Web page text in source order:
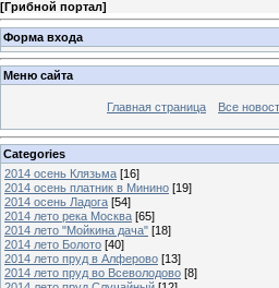
[Грибной портал]
Форма входа
Меню сайта
Главная страница Все
Categories
2014 осень Клязьма [16]
2014 осень платник в Минино [19]
2014 осень Ладога [54]
2014 лето река Москва [65]
2014 лето "Мойкина дача" [18]
2014 лето Болото [40]
2014 лето пруд в Алферово [13]
2014 лето пруд во Всеволодово [8]